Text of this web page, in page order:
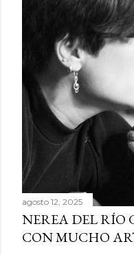
agosto 12, 2025
NEREA DEL RÍO
CON MUCHO